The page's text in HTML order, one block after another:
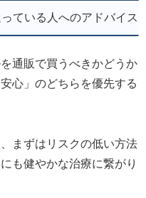
ている人へのアドバイス
通販で買うべきかどうか
心」のどちらを優先する
まずはリスクの低い方法
も健やかな治療に繋がり